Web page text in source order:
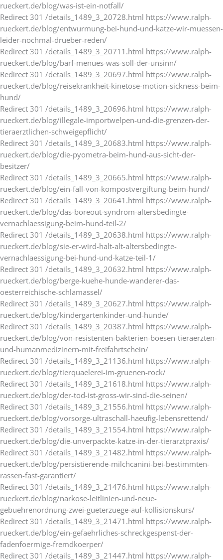
rueckert.de/blog/was-ist-ein-notfall/
Redirect 301 /details_1489_3_20728.html https://www.ralph-
rueckert.de/blog/entwurmung-bei-hund-und-katze-wir-muessen-
leider-nochmal-drueber-reden/
Redirect 301 /details_1489_3_20711.html https://www.ralph-
rueckert.de/blog/barf-menues-was-soll-der-unsinn/
Redirect 301 /details_1489_3_20697.html https://www.ralph-
rueckert.de/blog/reisekrankheit-kinetose-motion-sickness-beim-
hund/
Redirect 301 /details_1489_3_20696.html https://www.ralph-
rueckert.de/blog/illegale-importwelpen-und-die-grenzen-der-
tieraerztlichen-schweigepflicht/
Redirect 301 /details_1489_3_20683.html https://www.ralph-
rueckert.de/blog/die-pyometra-beim-hund-aus-sicht-der-
besitzer/
Redirect 301 /details_1489_3_20665.html https://www.ralph-
rueckert.de/blog/ein-fall-von-kompostvergiftung-beim-hund/
Redirect 301 /details_1489_3_20641.html https://www.ralph-
rueckert.de/blog/das-boreout-syndrom-altersbedingte-
vernachlaessigung-beim-hund-teil-2/
Redirect 301 /details_1489_3_20638.html https://www.ralph-
rueckert.de/blog/sie-er-wird-halt-alt-altersbedingte-
vernachlaessigung-bei-hund-und-katze-teil-1/
Redirect 301 /details_1489_3_20632.html https://www.ralph-
rueckert.de/blog/berge-kuehe-hunde-wanderer-das-
oesterreichische-schlamassel/
Redirect 301 /details_1489_3_20627.html https://www.ralph-
rueckert.de/blog/kindergartenkinder-und-hunde/
Redirect 301 /details_1489_3_20387.html https://www.ralph-
rueckert.de/blog/von-resistenten-bakterien-boesen-tieraerzten-
und-humanmedizinern-mit-freifahrtschein/
Redirect 301 /details_1489_3_21136.html https://www.ralph-
rueckert.de/blog/tierquaelerei-im-gruenen-rock/
Redirect 301 /details_1489_3_21618.html https://www.ralph-
rueckert.de/blog/der-tod-ist-gross-wir-sind-die-seinen/
Redirect 301 /details_1489_3_21556.html https://www.ralph-
rueckert.de/blog/vorsorge-ultraschall-haeufig-lebensrettend/
Redirect 301 /details_1489_3_21554.html https://www.ralph-
rueckert.de/blog/die-unverpackte-katze-in-der-tierarztpraxis/
Redirect 301 /details_1489_3_21482.html https://www.ralph-
rueckert.de/blog/persistierende-milchcanini-bei-bestimmten-
rassen-fast-garantiert/
Redirect 301 /details_1489_3_21476.html https://www.ralph-
rueckert.de/blog/narkose-leitlinien-und-neue-
gebuehrenordnung-zwei-gueterzuege-auf-kollisionskurs/
Redirect 301 /details_1489_3_21471.html https://www.ralph-
rueckert.de/blog/ein-gefaehrliches-schreckgespenst-der-
fadenfoermige-fremdkoerper/
Redirect 301 /details_1489_3_21447.html https://www.ralph-